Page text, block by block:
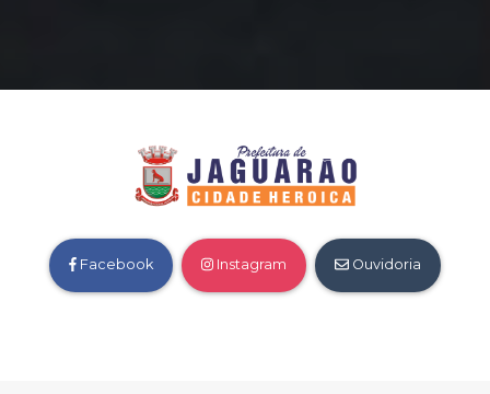
Facebook Instagram Ouvidoria